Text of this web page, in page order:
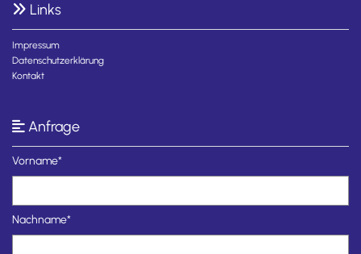
 Links
Impressum
Datenschutzerklärung
Kontakt
 Anfrage
Vorname*
Nachname*